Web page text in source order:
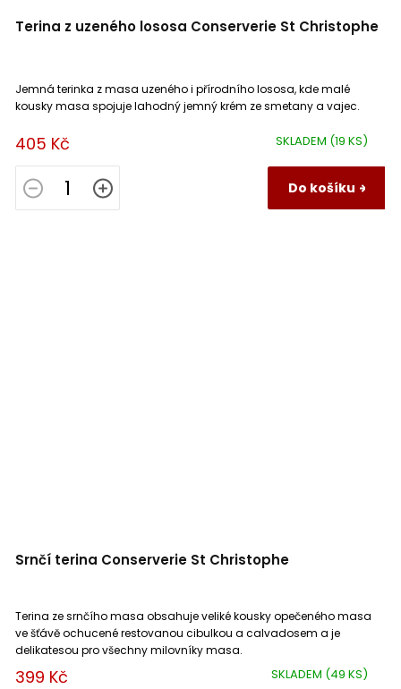
Terina z uzeného lososa Conserverie St Christophe
SKLADEM (19 KS)
405 Kč
Do košíku
Jemná terinka z masa uzeného i přírodního lososa, kde malé
kousky masa spojuje lahodný jemný krém ze smetany a vajec.
Srnčí terina Conserverie St Christophe
SKLADEM (49 KS)
399 Kč
Terina ze srnčího masa obsahuje veliké kousky opečeného masa
ve šťávě ochucené restovanou cibulkou a calvadosem a je
delikatesou pro všechny milovníky masa.